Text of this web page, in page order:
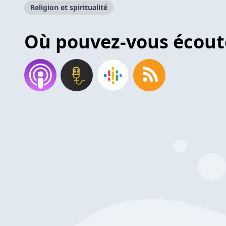
Religion et spiritualité
Où pouvez-vous